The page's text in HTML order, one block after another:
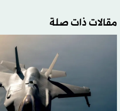
مقالات ذات صلة